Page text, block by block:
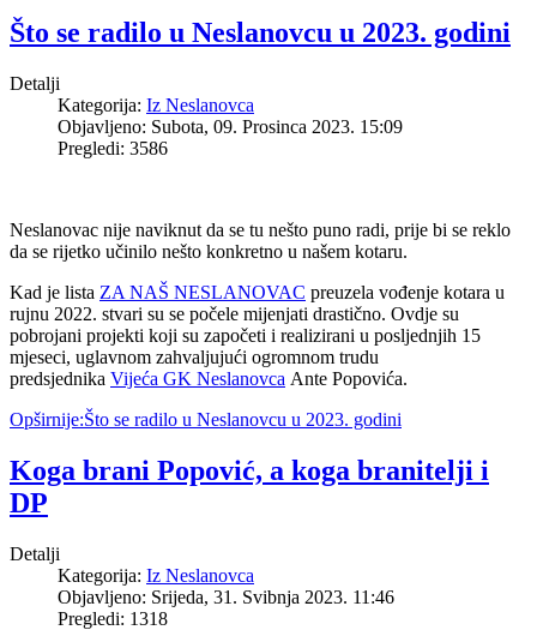
Što se radilo u Neslanovcu u 2023. godini
Detalji
Kategorija: Iz Neslanovca
Objavljeno: Subota, 09. Prosinca 2023. 15:09
Pregledi: 3586
Neslanovac nije naviknut da se tu nešto puno radi, prije bi se reklo
da se rijetko učinilo nešto konkretno u našem kotaru.
Kad je lista ZA NAŠ NESLANOVAC preuzela vođenje kotara u
rujnu 2022. stvari su se počele mijenjati drastično. Ovdje su
pobrojani projekti koji su započeti i realizirani u posljednjih 15
mjeseci, uglavnom zahvaljujući ogromnom trudu
predsjednika Vijeća GK Neslanovca Ante Popovića.
Opširnije:Što se radilo u Neslanovcu u 2023. godini
Koga brani Popović, a koga branitelji i
DP
Detalji
Kategorija: Iz Neslanovca
Objavljeno: Srijeda, 31. Svibnja 2023. 11:46
Pregledi: 1318